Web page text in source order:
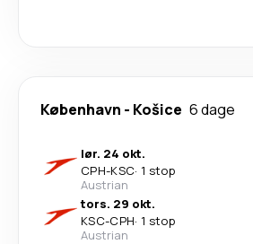
København - Košice 6 dage
lør. 24 okt.
CPH-KSC· 1 stop
Austrian
tors. 29 okt.
KSC-CPH· 1 stop
Austrian